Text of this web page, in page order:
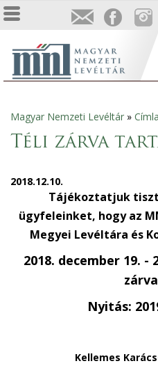
Jelenlegi
hely
Magyar Nemzeti Levéltár »
Téli zárva
2018.12.10.
Tájékoztatjuk
ügyfeleinket, hogy az
Megyei Levéltára és
2018. december 19.
Nyitás:
Kellemes